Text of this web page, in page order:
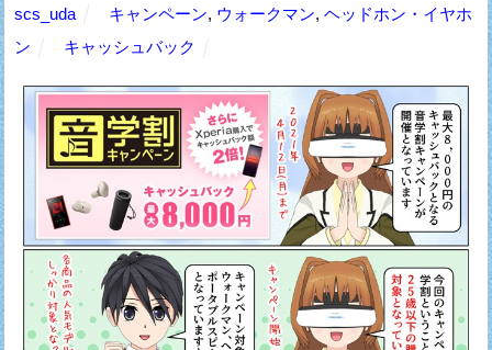
scs_uda キャンペーン, ウォークマン, ヘッドホン・イヤホ
ン
キャッシュバック